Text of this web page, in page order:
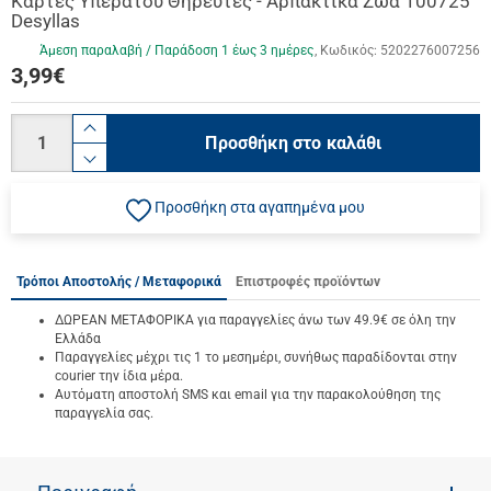
Desyllas
Άμεση παραλαβή / Παράδoση 1 έως 3 ημέρες Κωδικός: 5202276007256
3,99€
product.increase.quantity
product.decrease.quantity
Προσθήκη στο καλάθι
Προσθήκη στα αγαπημένα μου
Τρόποι Αποστολής / Μεταφορικά Επιστροφές προϊόντων
ΔΩΡΕΑΝ ΜΕΤΑΦΟΡΙΚΑ για παραγγελίες άνω των 49.9€ σε όλη την
Ελλάδα
Παραγγελίες μέχρι τις 1 το μεσημέρι, συνήθως παραδίδονται στην
courier την ίδια μέρα.
Αυτόματη αποστολή SMS και email για την παρακολούθηση της
παραγγελία σας.